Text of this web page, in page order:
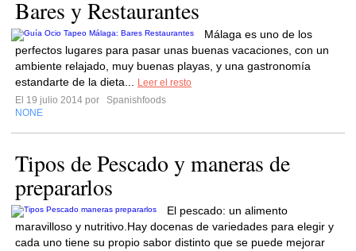
Bares y Restaurantes
Málaga es uno de los
perfectos lugares para pasar unas buenas vacaciones, con un
ambiente relajado, muy buenas playas, y una gastronomía
estandarte de la dieta...
Leer el resto
El 19 julio 2014 por
Spanishfoods
NONE
Tipos de Pescado y maneras de
prepararlos
El pescado: un alimento
maravilloso y nutritivo.Hay docenas de variedades para elegir y
cada uno tiene su propio sabor distinto que se puede mejorar